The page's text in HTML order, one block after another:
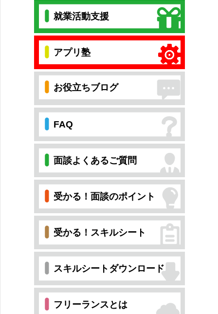
就業活動支援
アプリ塾
お役立ちブログ
FAQ
面談よくあるご質問
受かる！面談のポイント
受かる！スキルシート
スキルシートダウンロード
フリーランスとは